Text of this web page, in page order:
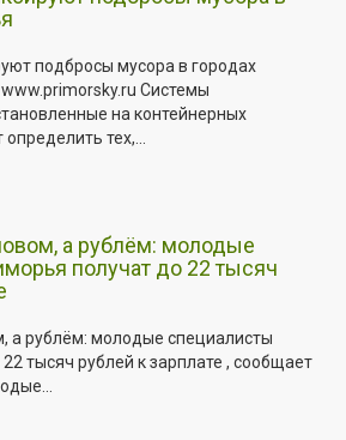
подбросы мусора в городах
Системы
на контейнерных
тех,...
а рублём: молодые
получат до 22 тысяч
а рублём: молодые специалисты
тысяч рублей к зарплате , сообщает